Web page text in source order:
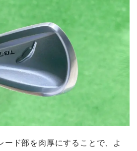
ード部を肉厚にすることで、よ